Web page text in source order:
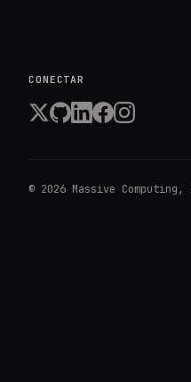
CONECTAR
© 2026 Massive